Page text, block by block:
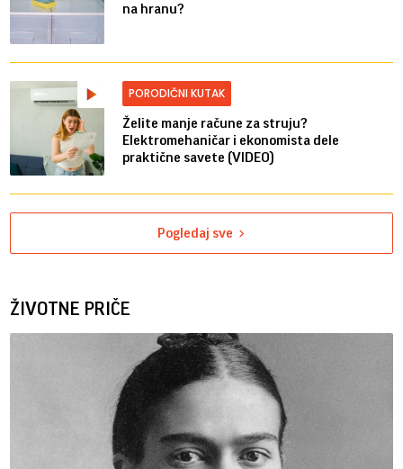
na hranu?
PORODIČNI KUTAK
Želite manje račune za struju?
Elektromehaničar i ekonomista dele
praktične savete (VIDEO)
Pogledaj sve
ŽIVOTNE PRIČE